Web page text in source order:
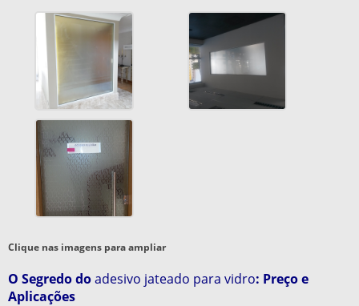
Clique nas imagens para ampliar
O Segredo doadesivo jateado para vidro: Preço e
Aplicações